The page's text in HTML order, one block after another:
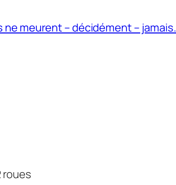
ne meurent – décidément – jamais.
roues